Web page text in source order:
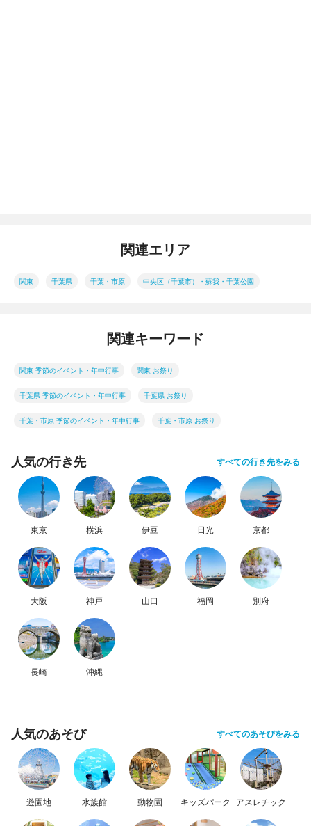
関連エリア
関東 千葉県 千葉・市原 中央区（千葉市）・蘇我・千葉公園
関連キーワード
関東 季節のイベント・年中行事 関東 お祭り
千葉県 季節のイベント・年中行事 千葉県 お祭り
千葉・市原 季節のイベント・年中行事 千葉・市原 お祭り
人気の行き先 すべての行き先をみる
東京 横浜 伊豆 日光 京都
大阪 神戸 山口 福岡 別府
長崎 沖縄
人気のあそび すべてのあそびをみる
遊園地 水族館 動物園 キッズパーク アスレチック